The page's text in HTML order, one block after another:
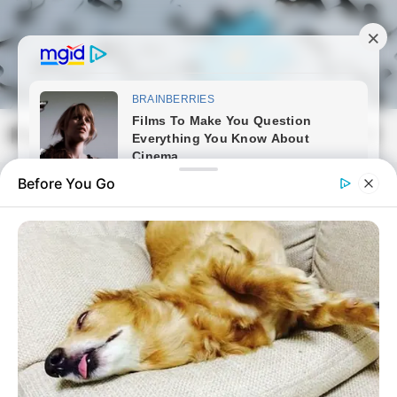
Skip
to
content
Magyarmozaik.com
Before You Go